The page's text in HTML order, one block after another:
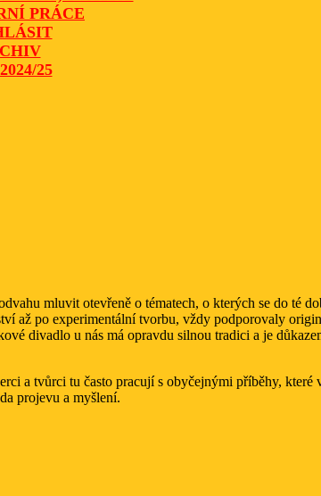
PRÁCE
2024/25
mluvit otevřeně o tématech, o kterých se do té
až po experimentální tvorbu, vždy podporovaly
divadlo u nás má opravdu silnou tradici a je
a tvůrci tu často pracují s obyčejnými příběhy, které
projevu a myšlení.